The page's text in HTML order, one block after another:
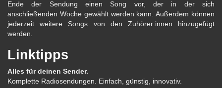
Ende der Sendung einen Song vor, der in der sich
anschließenden Woche gewählt werden kann. Außerdem können
jederzeit weitere Songs von den Zuhörer:innen hinzugefügt
werden.
Linktipps
Alles für deinen Sender.
Komplette Radiosendungen. Einfach, günstig, innovativ.